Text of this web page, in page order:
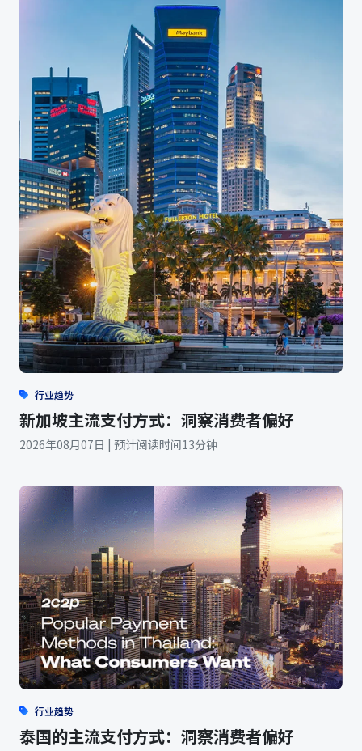
行业趋势
新加坡主流支付方式：洞察消费者偏好
2026年08月07日 | 预计阅读时间13分钟
行业趋势
泰国的主流支付方式：洞察消费者偏好